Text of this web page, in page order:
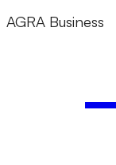
AGRA Business